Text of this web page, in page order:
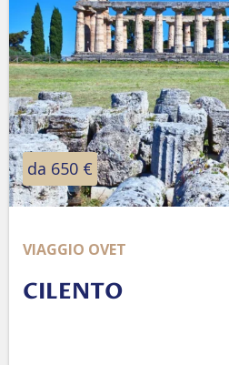
da 650 €
VIAGGIO OVET
CILENTO